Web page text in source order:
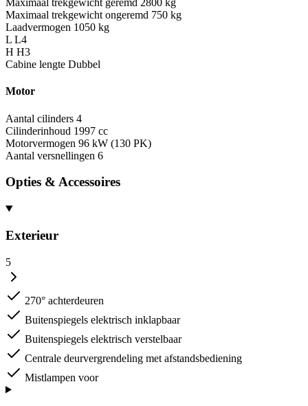
Maximaal trekgewicht geremd 2800 kg
Maximaal trekgewicht ongeremd 750 kg
Laadvermogen 1050 kg
L L4
H H3
Cabine lengte Dubbel
Motor
Aantal cilinders 4
Cilinderinhoud 1997 cc
Motorvermogen 96 kW (130 PK)
Aantal versnellingen 6
Opties & Accessoires
Exterieur
5
270° achterdeuren
Buitenspiegels elektrisch inklapbaar
Buitenspiegels elektrisch verstelbaar
Centrale deurvergrendeling met afstandsbediening
Mistlampen voor